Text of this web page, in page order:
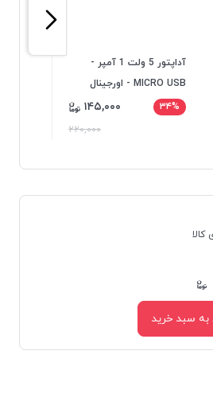
آداپتور 5 ولت 1 آمپر -
MICRO USB - اورجینال
۳۴%
۱۴۵,۰۰۰
۲۲۰,۰۰۰
به سبد خرید